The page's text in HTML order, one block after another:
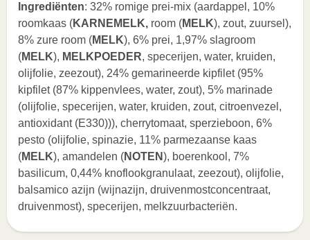
Ingrediënten: 32% romige prei-mix (aardappel, 10%
roomkaas (KARNEMELK, room (MELK), zout, zuursel),
8% zure room (MELK), 6% prei, 1,97% slagroom
(MELK), MELKPOEDER, specerijen, water, kruiden,
olijfolie, zeezout), 24% gemarineerde kipfilet (95%
kipfilet (87% kippenvlees, water, zout), 5% marinade
(olijfolie, specerijen, water, kruiden, zout, citroenvezel,
antioxidant (E330))), cherrytomaat, sperzieboon, 6%
pesto (olijfolie, spinazie, 11% parmezaanse kaas
(MELK), amandelen (NOTEN), boerenkool, 7%
basilicum, 0,44% knoflookgranulaat, zeezout), olijfolie,
balsamico azijn (wijnazijn, druivenmostconcentraat,
druivenmost), specerijen, melkzuurbacteriën.